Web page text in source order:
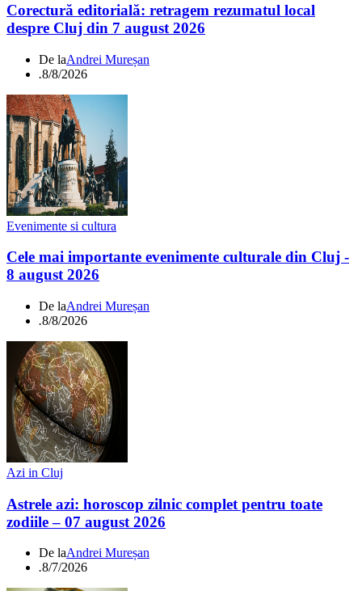
Corectură editorială: retragem rezumatul local
despre Cluj din 7 august 2026
De laAndrei Mureșan
.8/8/2026
Evenimente si cultura
Cele mai importante evenimente culturale din Cluj -
8 august 2026
De laAndrei Mureșan
.8/8/2026
Azi in Cluj
Astrele azi: horoscop zilnic complet pentru toate
zodiile – 07 august 2026
De laAndrei Mureșan
.8/7/2026